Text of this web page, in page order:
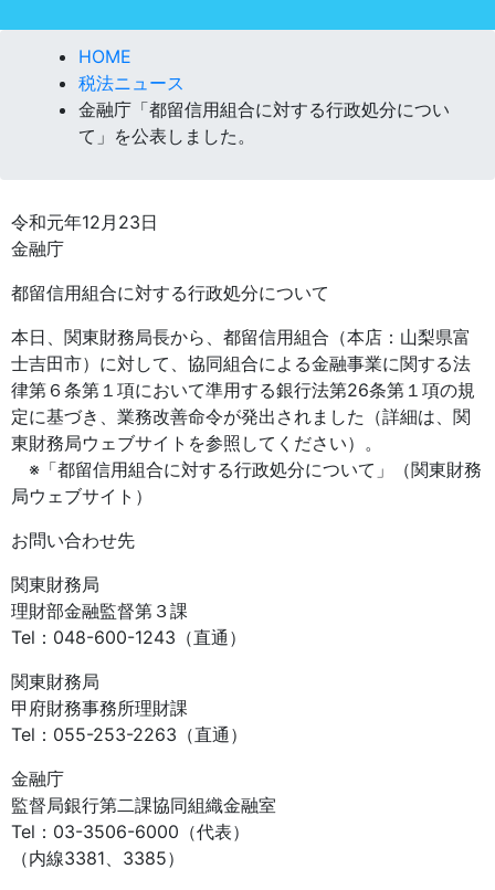
HOME
税法ニュース
金融庁「都留信用組合に対する行政処分につい
て」を公表しました。
令和元年12月23日
金融庁
都留信用組合に対する行政処分について
本日、関東財務局長から、都留信用組合（本店：山梨県富
士吉田市）に対して、協同組合による金融事業に関する法
律第６条第１項において準用する銀行法第26条第１項の規
定に基づき、業務改善命令が発出されました（詳細は、関
東財務局ウェブサイトを参照してください）。
※「都留信用組合に対する行政処分について」（関東財務
局ウェブサイト）
お問い合わせ先
関東財務局
理財部金融監督第３課
Tel：048-600-1243（直通）
関東財務局
甲府財務事務所理財課
Tel：055-253-2263（直通）
金融庁
監督局銀行第二課協同組織金融室
Tel：03-3506-6000（代表）
（内線3381、3385）